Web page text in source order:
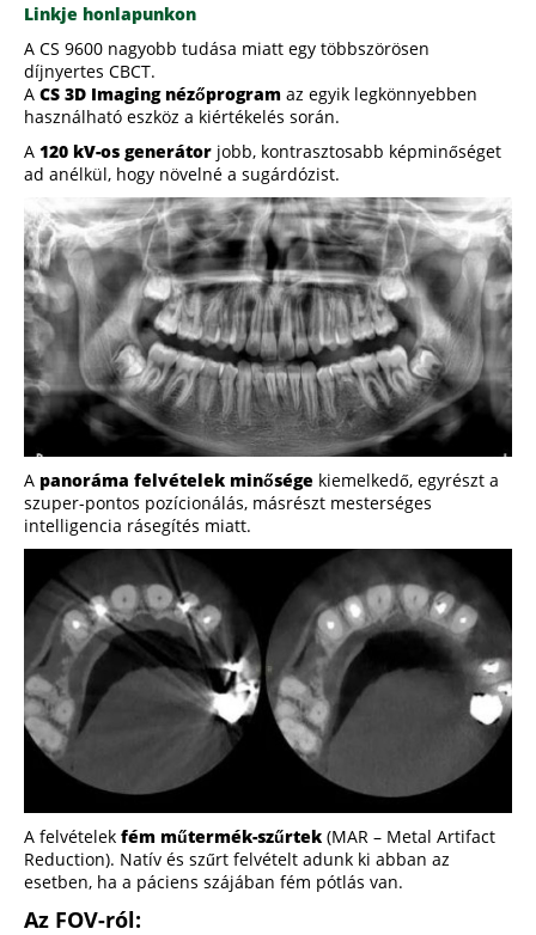
Linkje honlapunkon
A CS 9600 nagyobb tudása miatt egy többszörösen
díjnyertes CBCT.
A CS 3D Imaging nézőprogram az egyik legkönnyebben
használható eszköz a kiértékelés során.
A 120 kV-os generátor jobb, kontrasztosabb képminőséget
ad anélkül, hogy növelné a sugárdózist.
A panoráma felvételek minősége kiemelkedő, egyrészt a
szuper-pontos pozícionálás, másrészt mesterséges
intelligencia rásegítés miatt.
A felvételek fém műtermék-szűrtek (MAR – Metal Artifact
Reduction). Natív és szűrt felvételt adunk ki abban az
esetben, ha a páciens szájában fém pótlás van.
Az FOV-ról: